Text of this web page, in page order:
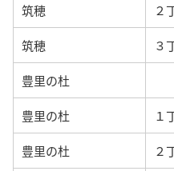
筑穂 ２
筑穂 ３
豊里の杜
豊里の杜 １
豊里の杜 ２